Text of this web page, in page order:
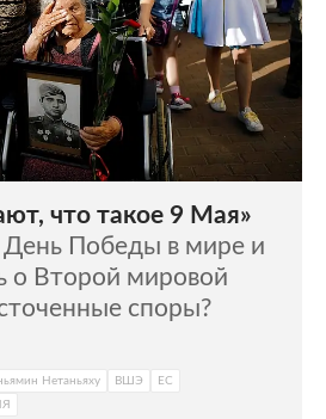
что такое 9 Мая»
День Победы в мире и
о Второй мировой
споры?
Нетаньяху ВШЭ
ЕС